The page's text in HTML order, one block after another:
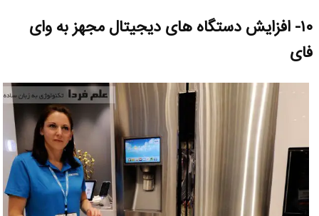
۱۰- افزایش دستگاه های دیجیتال مجهز به وای
فای